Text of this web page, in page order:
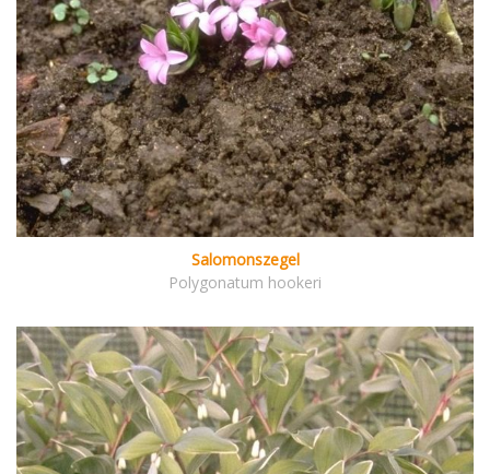
Salomonszegel
Polygonatum hookeri